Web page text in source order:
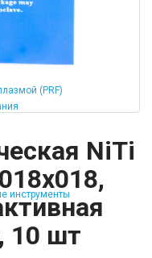
(PRF)
инструменты
NiTi
10 шт